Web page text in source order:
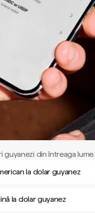
din întreaga lume.
la dolar guyanez
la dolar guyanez